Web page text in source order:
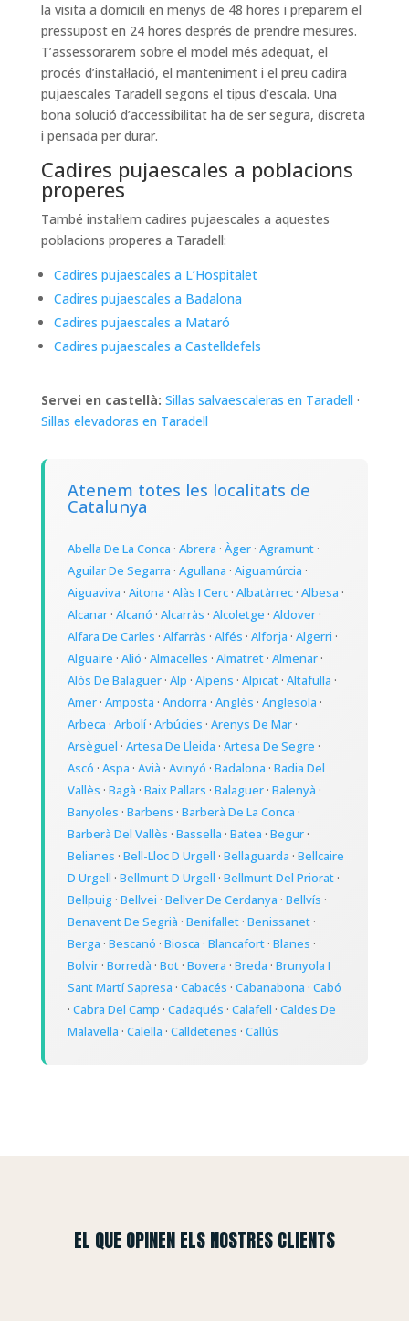
la visita a domicili en menys de 48 hores i preparem el
pressupost en 24 hores després de prendre mesures.
T’assessorarem sobre el model més adequat, el
procés d’instal·lació, el manteniment i el preu cadira
pujaescales Taradell segons el tipus d’escala. Una
bona solució d’accessibilitat ha de ser segura, discreta
i pensada per durar.
Cadires pujaescales a poblacions
properes
També instal·lem cadires pujaescales a aquestes
poblacions properes a Taradell:
Cadires pujaescales a L’Hospitalet
Cadires pujaescales a Badalona
Cadires pujaescales a Mataró
Cadires pujaescales a Castelldefels
Servei en castellà: Sillas salvaescaleras en Taradell ·
Sillas elevadoras en Taradell
Atenem totes les localitats de
Catalunya
Abella De La Conca · Abrera · Àger· Agramunt·
Aguilar De Segarra · Agullana · Aiguamúrcia ·
Aiguaviva · Aitona · Alàs I Cerc· Albatàrrec· Albesa ·
Alcanar· Alcanó · Alcarràs · Alcoletge · Aldover·
Alfara De Carles · Alfarràs · Alfés · Alforja · Algerri ·
Alguaire · Alió · Almacelles · Almatret· Almenar·
Alòs De Balaguer· Alp · Alpens · Alpicat· Altafulla ·
Amer· Amposta · Andorra · Anglès · Anglesola ·
Arbeca · Arbolí· Arbúcies · Arenys De Mar·
Arsèguel · Artesa De Lleida · Artesa De Segre ·
Ascó · Aspa · Avià · Avinyó · Badalona · Badia Del
Vallès · Bagà · Baix Pallars · Balaguer· Balenyà ·
Banyoles · Barbens · Barberà De La Conca ·
Barberà Del Vallès · Bassella · Batea · Begur·
Belianes · Bell-Lloc D Urgell · Bellaguarda · Bellcaire
D Urgell · Bellmunt D Urgell · Bellmunt Del Priorat·
Bellpuig· Bellvei · Bellver De Cerdanya · Bellvís ·
Benavent De Segrià · Benifallet· Benissanet·
Berga · Bescanó · Biosca · Blancafort· Blanes ·
Bolvir· Borredà · Bot· Bovera · Breda · Brunyola I
Sant Martí Sapresa · Cabacés · Cabanabona · Cabó
· Cabra Del Camp · Cadaqués · Calafell · Caldes De
Malavella · Calella · Calldetenes · Callús
EL QUE OPINEN ELS NOSTRES CLIENTS